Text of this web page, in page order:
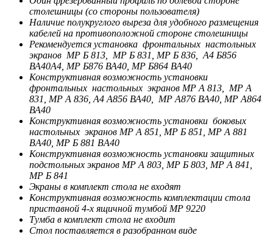
столешницы (со стороны пользователя)
Наличие полукруглого выреза для удобного размещения
кабелей на противоположной стороне столешницы
Рекомендуется установка фронтальных настольных
экранов МР Б 813, МР Б 831, МР Б 836, А4 Б856
ВА40А4, МР Б876 ВА40, МР Б864 ВА40
Конструктивная возможность установки
фронтальных настольных экранов МР А 813, МР А
831, МР А 836, А4 А856 ВА40, МР А876 ВА40, МР А864
ВА40
Конструктивная возможность установки боковых
настольных экранов МР А 851, МР Б 851, МР А 881
BA40, МР Б 881 BA40
Конструктивная возможность установки защитных
подстольных экранов МР А 803, МР Б 803, МР А 841,
МР Б 841
Экраны в комплект стола не входят
Конструктивная возможность комплектации стола
приставной 4-х ящичной тумбой МР 9220
Тумба в комплект стола не входит
Стол поставляется в разобранном виде